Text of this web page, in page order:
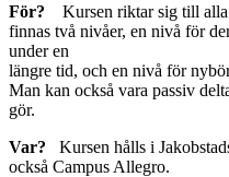
För? Kursen riktar sig till
finnas två nivåer, en nivå för
under en
längre tid, och en nivå för
Man kan också vara passiv
gör.
Var? Kursen hålls i
också Campus Allegro.